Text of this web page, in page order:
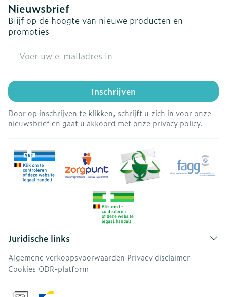
Nieuwsbrief
Blijf op de hoogte van nieuwe producten en
promoties
Inschrijven
Door op inschrijven te klikken, schrijft u zich in voor onze
nieuwsbrief en gaat u akkoord met onze privacy policy.
Juridische links
Algemene verkoopsvoorwaarden Privacy disclaimer
Cookies ODR-platform